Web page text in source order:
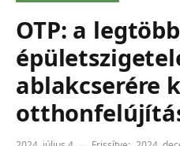
OTP: a
ablakcserére